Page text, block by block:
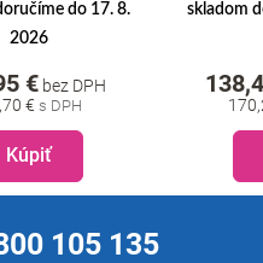
do 17. 8.
2026
€
€bez DPH
Kúpiť
skladom
105 135